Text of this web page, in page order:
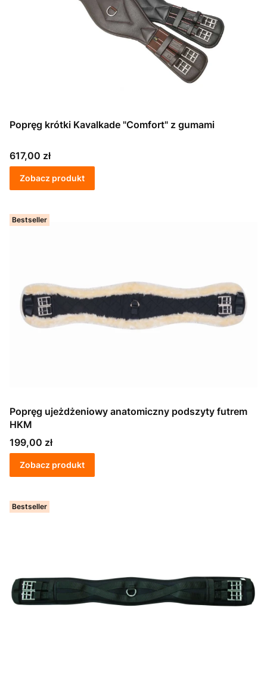
Popręg krótki Kavalkade "Comfort" z gumami
Cena
617,00 zł
Zobacz produkt
Bestseller
Popręg ujeżdżeniowy anatomiczny podszyty futrem
HKM
Cena
199,00 zł
Zobacz produkt
Bestseller